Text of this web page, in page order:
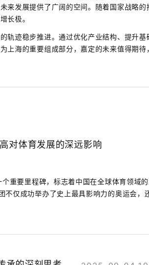
来发展提供了广阔的空间。随着国家战略的
长极。
轨迹稳步推进。通过优化产业结构、提升基
上海的重要组成部分，嘉定的未来值得期待
对体育发展的深远影响
重要里程碑，标志着中国在全球体育领域
不仅成功举办了史上最具影响力的奥运会，